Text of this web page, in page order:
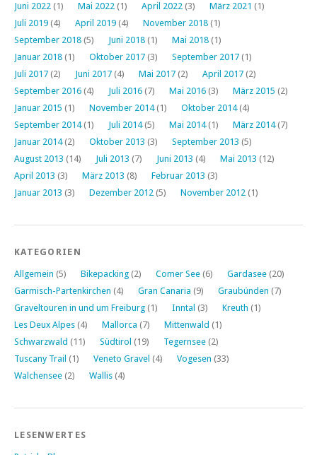
Juni 2022 (1) Mai 2022 (1) April 2022 (3) März 2021 (1)
Juli 2019 (4) April 2019 (4) November 2018 (1)
September 2018 (5) Juni 2018 (1) Mai 2018 (1)
Januar 2018 (1) Oktober 2017 (3) September 2017 (1)
Juli 2017 (2) Juni 2017 (4) Mai 2017 (2) April 2017 (2)
September 2016 (4) Juli 2016 (7) Mai 2016 (3) März 2015 (2)
Januar 2015 (1) November 2014(1) Oktober 2014(4)
September 2014(1) Juli 2014(5) Mai 2014(1) März 2014(7)
Januar 2014(2) Oktober 2013 (3) September 2013 (5)
August 2013 (14) Juli 2013 (7) Juni 2013 (4) Mai 2013 (12)
April 2013 (3) März 2013 (8) Februar 2013 (3)
Januar 2013 (3) Dezember 2012 (5) November 2012 (1)
KATEGORIEN
Allgemein (5) Bikepacking (2) Comer See (6) Gardasee (20)
Garmisch-Partenkirchen (4) Gran Canaria (9) Graubünden (7)
Graveltouren in und um Freiburg (1) Inntal (3) Kreuth (1)
Les Deux Alpes (4) Mallorca (7) Mittenwald (1)
Schwarzwald (11) Südtirol (19) Tegernsee (2)
Tuscany Trail (1) Veneto Gravel (4) Vogesen (33)
Walchensee (2) Wallis (4)
LESENWERTES